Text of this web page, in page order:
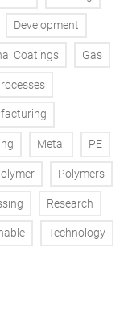
Development
Coatings Gas
Metal PE
Polymers
Research
Technology